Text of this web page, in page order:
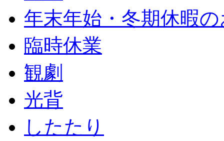
年末年始・冬期休暇
臨時休業
観劇
光背
したたり